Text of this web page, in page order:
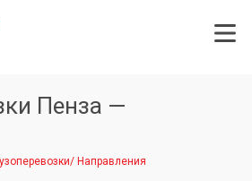
Пенза —
/ Направления